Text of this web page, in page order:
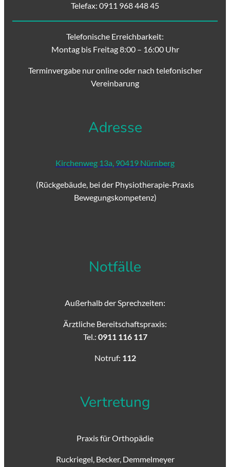
Telefax: 0911 968 448 45
Telefonische Erreichbarkeit:
Montag bis Freitag 8:00 – 16:00 Uhr
Terminvergabe nur online oder nach telefonischer
Vereinbarung
Adresse
Kirchenweg 13a, 90419 Nürnberg
(Rückgebäude, bei der Physiotherapie-Praxis
Bewegungskompetenz)
Notfälle
Außerhalb der Sprechzeiten:
Ärztliche Bereitschaftspraxis:
Tel.: 0911 116 117
Notruf: 112
Vertretung
Praxis für Orthopädie
Ruckriegel, Becker, Demmelmeyer